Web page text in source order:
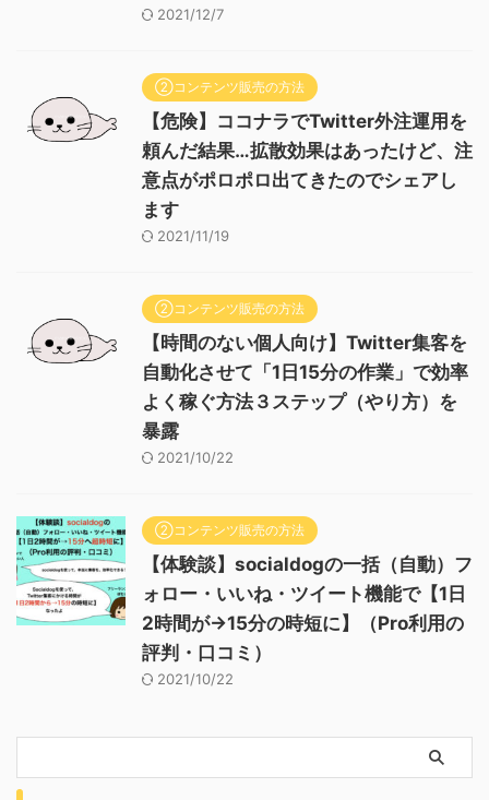
2021/12/7
②コンテンツ販売の方法
【危険】ココナラでTwitter外注運用を
頼んだ結果…拡散効果はあったけど、注
意点がポロポロ出てきたのでシェアし
ます
2021/11/19
②コンテンツ販売の方法
【時間のない個人向け】Twitter集客を
自動化させて「1日15分の作業」で効率
よく稼ぐ方法３ステップ（やり方）を
暴露
2021/10/22
②コンテンツ販売の方法
【体験談】socialdogの一括（自動）フ
ォロー・いいね・ツイート機能で【1日
2時間が→15分の時短に】（Pro利用の
評判・口コミ）
2021/10/22